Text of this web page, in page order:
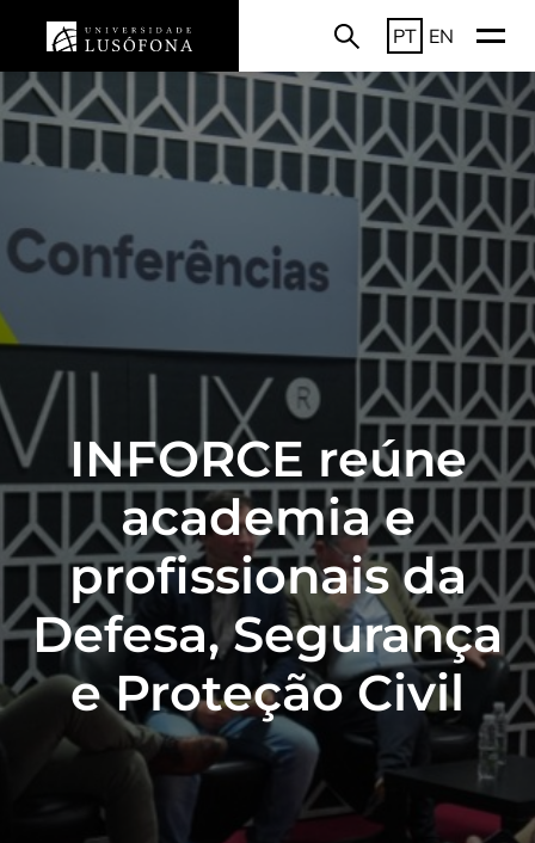
PT EN
INFORCE reúne
academia e
profissionais da
Defesa, Segurança
e Proteção Civil